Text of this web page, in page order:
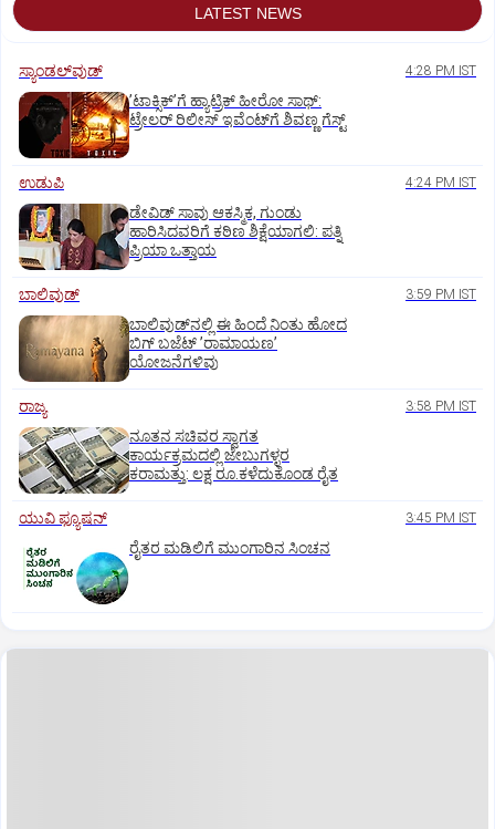
LATEST NEWS
ಸ್ಯಾಂಡಲ್‌ವುಡ್‌ 4:28 PM IST
ʼಟಾಕ್ಸಿಕ್‌ʼಗೆ ಹ್ಯಾಟ್ರಿಕ್‌ ಹೀರೋ ಸಾಥ್:‌
ಟ್ರೇಲರ್‌ ರಿಲೀಸ್‌ ಇವೆಂಟ್‌ಗೆ ಶಿವಣ್ಣ ಗೆಸ್ಟ್
ಉಡುಪಿ 4:24 PM IST
ಡೇವಿಡ್ ಸಾವು ಆಕಸ್ಮಿಕ, ಗುಂಡು
ಹಾರಿಸಿದವರಿಗೆ ಕಠಿಣ ಶಿಕ್ಷೆಯಾಗಲಿ: ಪತ್ನಿ
ಪ್ರಿಯಾ ಒತ್ತಾಯ
ಬಾಲಿವುಡ್‌ 3:59 PM IST
ಬಾಲಿವುಡ್‌ನಲ್ಲಿ ಈ ಹಿಂದೆ ನಿಂತು ಹೋದ
ಬಿಗ್‌ ಬಜೆಟ್ ʼರಾಮಾಯಣʼ‌
ಯೋಜನೆಗಳಿವು
ರಾಜ್ಯ 3:58 PM IST
ನೂತನ ಸಚಿವರ ಸ್ವಾಗತ
ಕಾರ್ಯಕ್ರಮದಲ್ಲಿ ಜೇಬುಗಳ್ಳರ
ಕರಾಮತ್ತು: ಲಕ್ಷ ರೂ.ಕಳೆದುಕೊಂಡ ರೈತ
ಯುವಿ ಫ್ಯೂಷನ್ 3:45 PM IST
ರೈತರ ಮಡಿಲಿಗೆ ಮುಂಗಾರಿನ ಸಿಂಚನ